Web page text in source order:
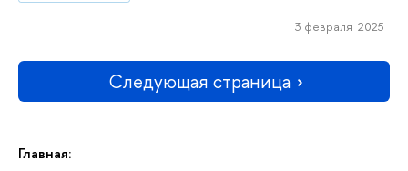
Главная:
3 февраля 2025
Следующая страница